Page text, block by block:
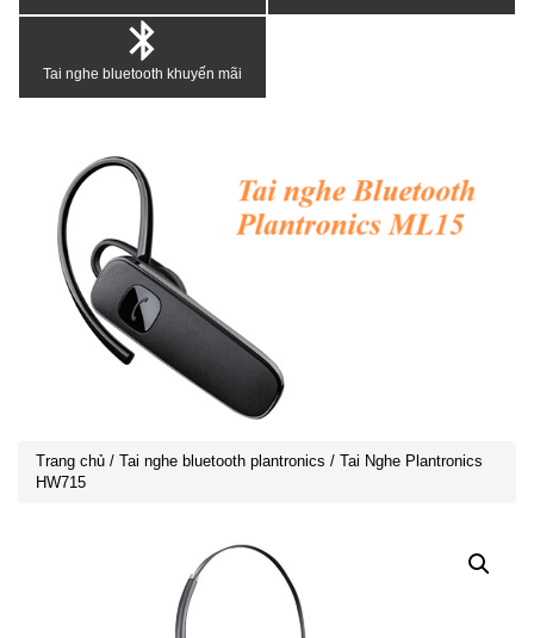
Tai nghe bluetooth khuyến mãi
Trang chủ / Tai nghe bluetooth plantronics / Tai Nghe Plantronics
HW715